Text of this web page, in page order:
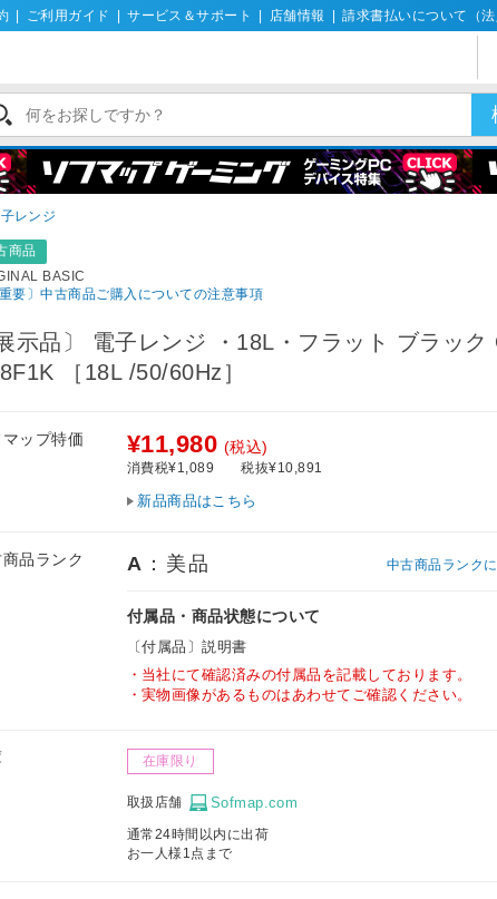
ご利用ガイド サービス＆サポート 店舗情報 請求書払いについて（法
レンジ
商品
BASIC
要〕中古商品ご購入についての注意事項
示品〕 電子レンジ ・18L・フラット ブラック
［18L /50/60Hz］
ップ特価 ¥11,980 (税込)
消費税¥1,089 税抜¥10,891
新品商品はこちら
品ランク A ：美品 中古商品ランク
付属品・商品状態について
〔付属品〕説明書
当社にて確認済みの付属品を記載しております。
実物画像があるものはあわせてご確認ください。
在庫限り
取扱店舗 Sofmap.com
通常24時間以内に出荷
お一人様1点まで